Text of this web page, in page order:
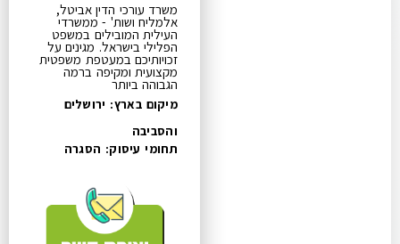
משרד עורכי הדין אביטל,
אלמליח ושות' - ממשרדי
העילית המובילים במשפט
הפלילי בישראל. מגינים על
זכויותיכם במעטפת משפטית
מקצועית ומקיפה ברמה
הגבוהה ביותר
מיקום בארץ: ירושלים
והסביבה
תחומי עיסוק: הסגרה